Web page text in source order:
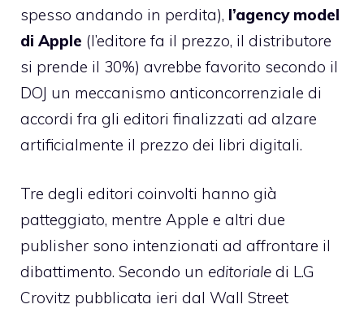
spesso andando in perdita), l’agency model
di Apple (l’editore fa il prezzo, il distributore
si prende il 30%) avrebbe favorito secondo il
DOJ un meccanismo anticoncorrenziale di
accordi fra gli editori finalizzati ad alzare
artificialmente il prezzo dei libri digitali.
Tre degli editori coinvolti hanno già
patteggiato, mentre Apple e altri due
publisher sono intenzionati ad affrontare il
dibattimento. Secondo un editoriale di L.G
Crovitz pubblicata ieri dal Wall Street